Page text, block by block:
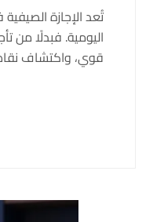
تُعد الإجازة
اليومية. فبدلًا من
قوي، واكتشاف